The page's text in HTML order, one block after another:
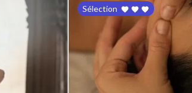
Sélection